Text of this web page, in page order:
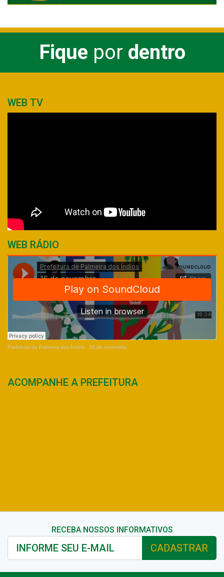
Fique por dentro
WEB TV
WEB RÁDIO
Prefeitura de Palmeira dos Índios · 16 de novembro
ACOMPANHE A PREFEITURA
RECEBA NOSSOS INFORMATIVOS
CADASTRAR